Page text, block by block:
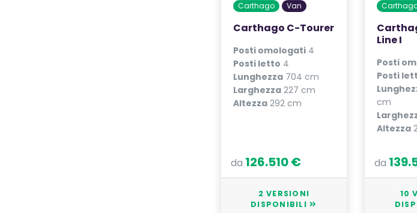
Carthago Van
Carthago C-Tourer
Posti omologati4
Posti letto 4
Lunghezza704 cm
Larghezza227 cm
Altezza292 cm
da 126.510 €
2 VERSIONI
DISPONIBILI
Line I
Posti
Posti
cm
Altezza
da
10